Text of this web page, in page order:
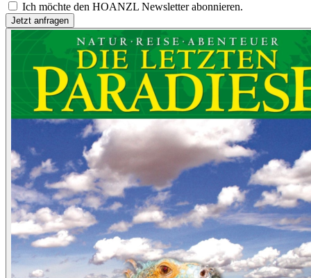
Ich möchte den HOANZL Newsletter abonnieren.